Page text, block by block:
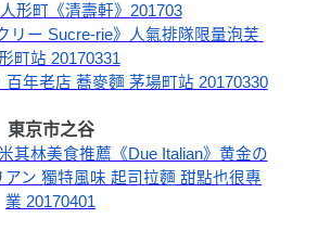
人形町《清壽軒》201703
リー Sucre-rie》人氣排隊限量泡芙
町站 20170331
年老店 蕎麥麵 茅場町站 20170330
東京市之谷
其林美食推薦《Due Italian》黄金の
ン 獨特風味 起司拉麵 甜點也很專
業 20170401